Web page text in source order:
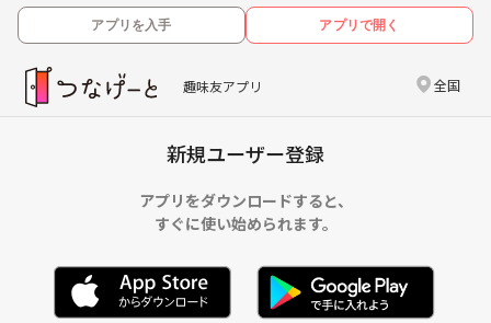
アプリを入手 アプリで開く
趣味友アプリ 全国
新規ユーザー登録
アプリをダウンロードすると、
すぐに使い始められます。